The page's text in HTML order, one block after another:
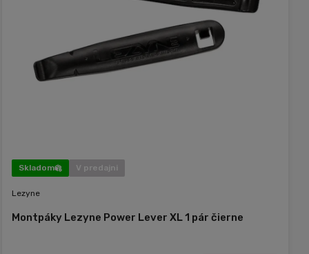
Skladom V predajni
Lezyne
Montpáky Lezyne Power Lever XL 1 pár čierne